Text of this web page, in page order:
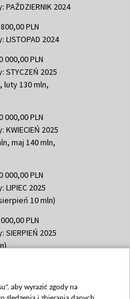
2024
PLN
2024
000,00 PLN
2025
luty 130 mln,
000,00 PLN
2025
maj 140 mln,
000,00 PLN
2025
10 mln)
PLN
2025
PLN
październik 350
aby wyrazić zgody na